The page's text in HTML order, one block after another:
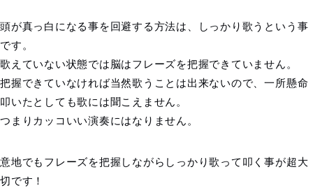
頭が真っ白になる事を回避する方法は、しっかり歌うという事
です。
歌えていない状態では脳はフレーズを把握できていません。
把握できていなければ当然歌うことは出来ないので、一所懸命
叩いたとしても歌には聞こえません。
つまりカッコいい演奏にはなりません。
意地でもフレーズを把握しながらしっかり歌って叩く事が超大
切です！